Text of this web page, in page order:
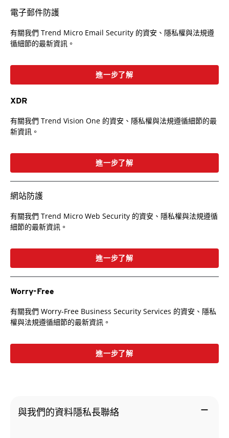
電子郵件防護
有關我們 Trend Micro Email Security 的資安、隱私權與法規遵
循細節的最新資訊。
進一步了解
XDR
有關我們 Trend Vision One 的資安、隱私權與法規遵循細節的最
新資訊。
進一步了解
網站防護
有關我們 Trend Micro Web Security 的資安、隱私權與法規遵循
細節的最新資訊。
進一步了解
Worry-Free
有關我們 Worry-Free Business Security Services 的資安、隱私
權與法規遵循細節的最新資訊。
進一步了解
與我們的資料隱私長聯絡 remove